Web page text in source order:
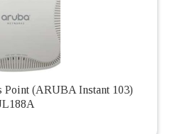
Point (ARUBA Instant 103)